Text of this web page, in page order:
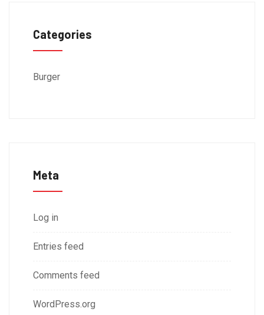
Categories
Burger
Meta
Log in
Entries feed
Comments feed
WordPress.org